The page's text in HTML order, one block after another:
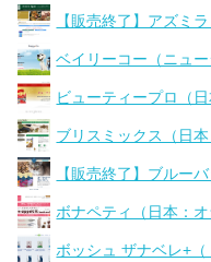
【販売終了】アズミ
ベイリーコー（ニュー
ビューティープロ（日
ブリスミックス（日本
【販売終了】ブルー
ボナペティ（日本：オ
ボッシュ ザナベレ+（